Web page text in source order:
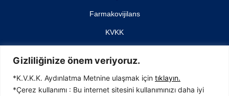
Gizliliğinize önem veriyoruz.
*K.V.K.K. Aydınlatma Metnine ulaşmak için tıklayın.
*Çerez kullanımı : Bu internet sitesini kullanımınızı daha iyi
Farmakovijilans
KVKK